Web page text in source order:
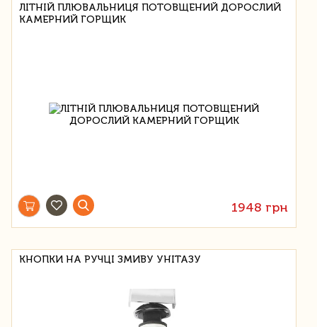
ЛІТНІЙ ПЛЮВАЛЬНИЦЯ ПОТОВЩЕНИЙ ДОРОСЛИЙ
КАМЕРНИЙ ГОРЩИК
1948 грн
КНОПКИ НА РУЧЦІ ЗМИВУ УНІТАЗУ